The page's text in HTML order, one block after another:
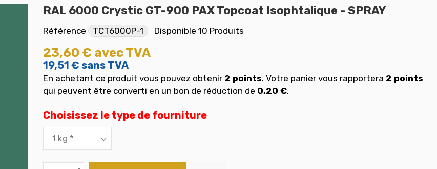
RAL 6000 Crystic GT-900 PAX Topcoat Isophtalique - SPRAY
Référence TCT6000P-1 Disponible 10 Produits
23,60 € avec TVA
19,51 € sans TVA
En achetant ce produit vous pouvez obtenir 2 points. Votre panier vous rapportera 2 points
qui peuvent être converti en un bon de réduction de 0,20 €.
Choisissez le type de fourniture